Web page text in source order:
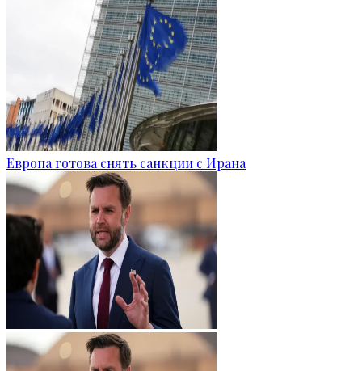
Европа готова снять санкции с Ирана